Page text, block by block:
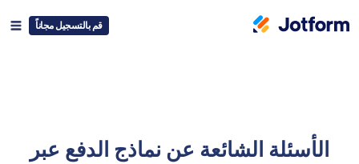
قم بالتسجيل مجاناً
الأسئلة الشائعة عن نماذج الدفع عبر